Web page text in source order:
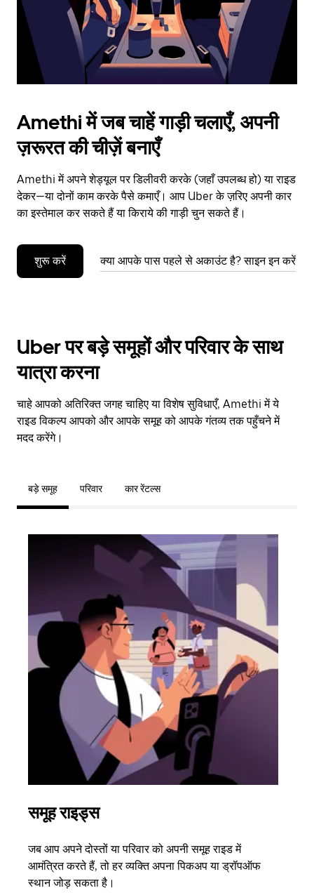
Amethi में जब चाहें गाड़ी चलाएँ, अपनी
ज़रूरत की चीज़ें बनाएँ
Amethi में अपने शेड्यूल पर डिलीवरी करके (जहाँ उपलब्ध हो) या राइड
देकर—या दोनों काम करके पैसे कमाएँ। आप Uber के ज़रिए अपनी कार
का इस्तेमाल कर सकते हैं या किराये की गाड़ी चुन सकते हैं।
शुरू करें क्या आपके पास पहले से अकाउंट है? साइन इन करें
Uber पर बड़े समूहों और परिवार के साथ
यात्रा करना
चाहे आपको अतिरिक्त जगह चाहिए या विशेष सुविधाएँ, Amethi में ये
राइड विकल्प आपको और आपके समूह को आपके गंतव्य तक पहुँचने में
मदद करेंगे।
बड़े समूह परिवार कार रेंटल्स
समूह राइड्स
जब आप अपने दोस्तों या परिवार को अपनी समूह राइड में
आमंत्रित करते हैं, तो हर व्यक्ति अपना पिकअप या ड्रॉपऑफ
स्थान जोड़ सकता है।